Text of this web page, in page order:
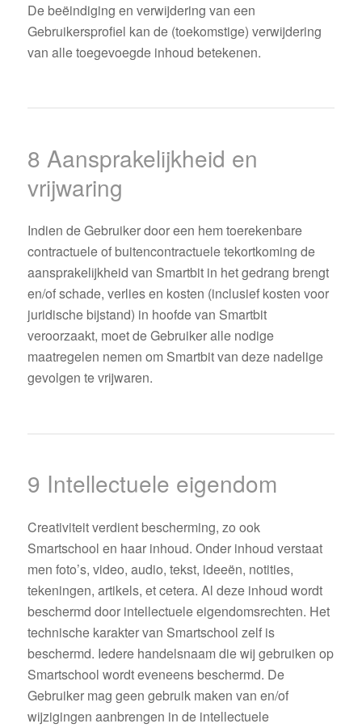
De beëindiging en verwijdering van een
Gebruikersprofiel kan de (toekomstige) verwijdering
van alle toegevoegde inhoud betekenen.
8 Aansprakelijkheid en
vrijwaring
Indien de Gebruiker door een hem toerekenbare
contractuele of buitencontractuele tekortkoming de
aansprakelijkheid van Smartbit in het gedrang brengt
en/of schade, verlies en kosten (inclusief kosten voor
juridische bijstand) in hoofde van Smartbit
veroorzaakt, moet de Gebruiker alle nodige
maatregelen nemen om Smartbit van deze nadelige
gevolgen te vrijwaren.
9 Intellectuele eigendom
Creativiteit verdient bescherming, zo ook
Smartschool en haar inhoud. Onder inhoud verstaat
men foto’s, video, audio, tekst, ideeën, notities,
tekeningen, artikels, et cetera. Al deze inhoud wordt
beschermd door intellectuele eigendomsrechten. Het
technische karakter van Smartschool zelf is
beschermd. Iedere handelsnaam die wij gebruiken op
Smartschool wordt eveneens beschermd. De
Gebruiker mag geen gebruik maken van en/of
wijzigingen aanbrengen in de intellectuele